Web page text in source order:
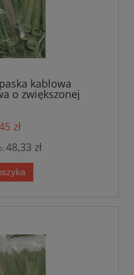
kablowa
o zwiększonej
subst.
(368x4,8P-P)
zł
48,33 zł